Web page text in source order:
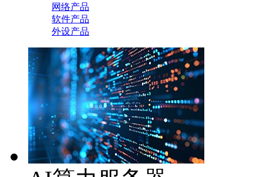
网络产品
软件产品
外设产品